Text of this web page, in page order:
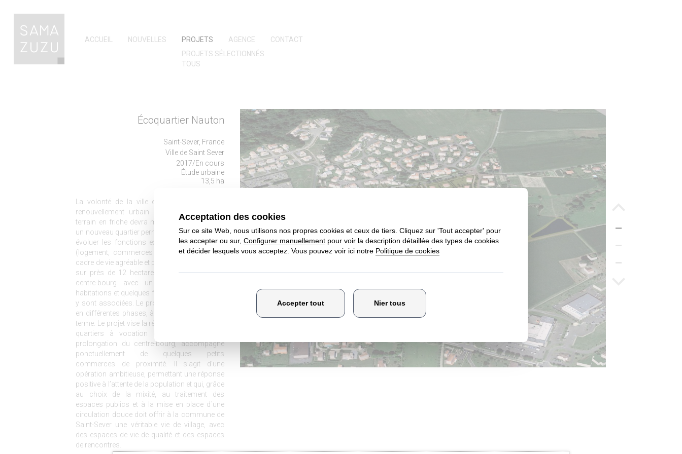
ACCUEIL NOUVELLES
PROJETS
PROJETS SÉLECTIONNÉS
TOUS
AGENCE CONTACT
Écoquartier Nauton
Saint-Sever, France
Ville de Saint Sever
2017/En cours
Étude urbaine
13,5 ha
La volonté de la ville est de développer un
renouvellement urbain sur le secteur où le
terrain en friche devra muter pour faire naître
un nouveau quartier permettant de conforter et
évoluer les fonctions existantes dans la ville
(logement, commerces et services) dans un
cadre de vie agréable et partagé. Ce site s'étend
sur près de 12 hectares. Le site conforte le
centre-bourg avec un parc de nouvelles
habitations et quelques fonctions urbaines qui
y sont associées. Le projet sera mis en place
en différentes phases, à court, moyen et long
terme. Le projet vise la réalisation de véritables
quartiers à vocation de l'habitat dans la
prolongation du centre-bourg, accompagné
ponctuellement de quelques petits
commerces de proximité. Il s’agit d’une
opération ambitieuse, permettant une réponse
positive à l’attente de la population et qui, grâce
au choix de la mixité, au traitement des
espaces publics et à la mise en place d´une
circulation douce doit offrir à la commune de
Saint-Sever une véritable vie de village, avec
des espaces de vie de qualité et des espaces
de rencontres.